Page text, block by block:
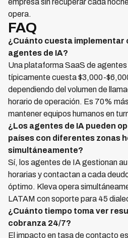
empresa sin recuperar cada
opera.
FAQ
¿Cuánto cuesta implementar
agentes de IA?
Una plataforma SaaS de
típicamente cuesta $3,000-
dependiendo del volumen de
horario de operación. Es 70%
mantener equipos humanos en
¿Los agentes de IA pueden
países con diferentes zonas
simultáneamente?
Sí, los agentes de IA gestionan
horarias y contactan a cada
óptimo. Kleva opera
LATAM con soporte para 45
¿Cuánto tiempo toma ver
cobranza 24/7?
El impacto en tasa de contacto